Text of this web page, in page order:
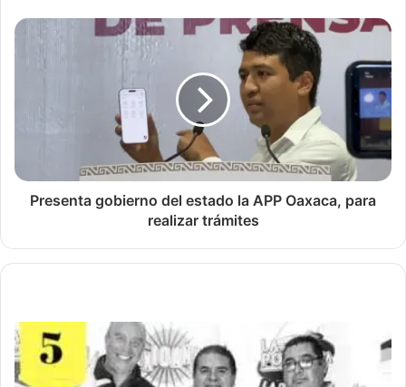
Presenta gobierno del estado la APP Oaxaca, para
realizar trámites